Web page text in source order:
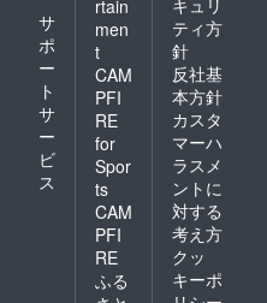
サ
ポ
ー
ト
サ
ー
ビ
ス
rtain
men
t
CAM
PFI
RE
for
Spor
ts
CAM
PFI
RE
ふる
ティ方
針
反社基
本方針
カスタ
マーハ
ラスメ
ントに
対する
考え方
クッ
キーポ